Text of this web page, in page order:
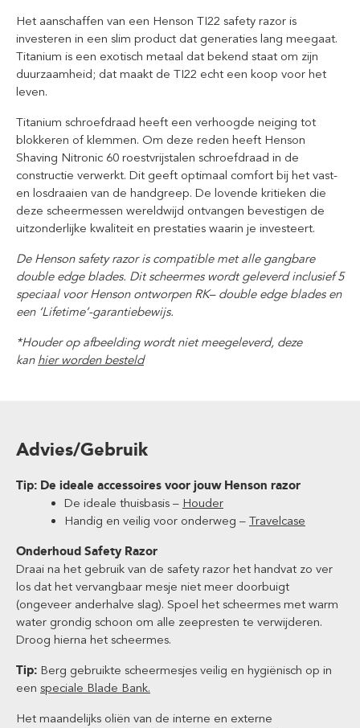
Het aanschaffen van een Henson TI22 safety razor is
investeren in een slim product dat generaties lang meegaat.
Titanium is een exotisch metaal dat bekend staat om zijn
duurzaamheid; dat maakt de TI22 echt een koop voor het
leven.
Titanium schroefdraad heeft een verhoogde neiging tot
blokkeren of klemmen. Om deze reden heeft Henson
Shaving Nitronic 60 roestvrijstalen schroefdraad in de
constructie verwerkt. Dit geeft optimaal comfort bij het vast-
en losdraaien van de handgreep. De lovende kritieken die
deze scheermessen wereldwijd ontvangen bevestigen de
uitzonderlijke kwaliteit en prestaties waarin je investeert.
De Henson safety razor is compatible met alle gangbare
double edge blades. Dit scheermes wordt geleverd inclusief 5
speciaal voor Henson ontworpen RK– double edge blades en
een ‘Lifetime’-garantiebewijs.
*Houder op afbeelding wordt niet meegeleverd, deze
kan hier worden besteld
Advies/Gebruik
Tip: De ideale accessoires voor jouw Henson razor
De ideale thuisbasis – Houder
Handig en veilig voor onderweg – Travelcase
Onderhoud Safety Razor
Draai na het gebruik van de safety razor het handvat zo ver
los dat het vervangbaar mesje niet meer doorbuigt
(ongeveer anderhalve slag). Spoel het scheermes met warm
water grondig schoon om alle zeepresten te verwijderen.
Droog hierna het scheermes.
Tip: Berg gebruikte scheermesjes veilig en hygiënisch op in
een speciale Blade Bank.
Het maandelijks oliën van de interne en externe